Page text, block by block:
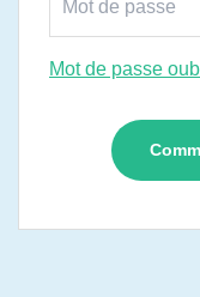
Mot de passe